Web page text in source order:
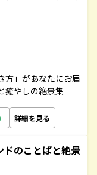
方」があなたにお届
癒やしの絶景集
詳細を見る
のことばと絶景